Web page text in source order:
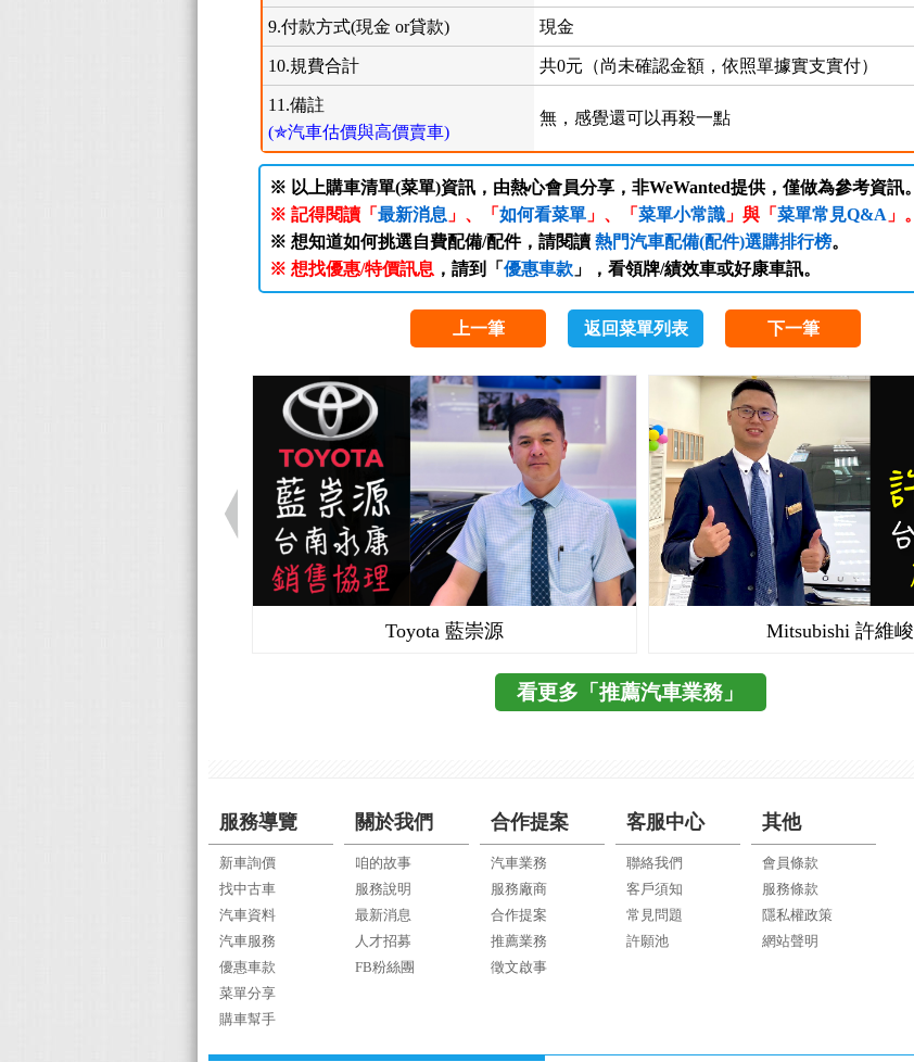
9.付款方式(現金 or貸款) 現金
10.規費合計 共0元（尚未確認金額，依照單據實支實付）
11.備註
(✯汽車估價與高價賣車)
無，感覺還可以再殺一點
※ 以上購車清單(菜單)資訊，由熱心會員分享，非WeWanted提供，僅做為參考資訊。
※ 記得閱讀「 最新消息 」、「 如何看菜單」、「 菜單小常識」與「 菜單常見Q&A 」。
※ 想知道如何挑選自費配備/配件，請閱讀 熱門汽車配備(配件)選購排行榜。
※ 想找優惠/特價訊息 ，請到「 優惠車款」，看領牌/績效車或好康車訊。
上一筆 返回菜單列表 下一筆
Toyota 藍崇源 Mitsubishi 許維峻
看更多「推薦汽車業務」
服務導覽
新車詢價
找中古車
汽車資料
汽車服務
優惠車款
菜單分享
購車幫手
關於我們
咱的故事
服務說明
最新消息
人才招募
FB粉絲團
合作提案
汽車業務
服務廠商
合作提案
推薦業務
徵文啟事
客服中心
聯絡我們
客戶須知
常見問題
許願池
其他
會員條款
服務條款
隱私權政策
網站聲明